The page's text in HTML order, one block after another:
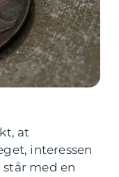
at
interessen
med en